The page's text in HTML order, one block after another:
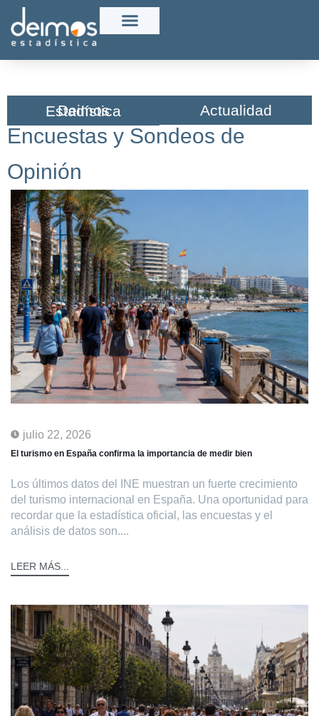
Deimos Estadística​ Actualidad
Encuestas y Sondeos de
Opinión
julio 22, 2026
El turismo en España confirma la importancia de medir bien
Los últimos datos del INE muestran un fuerte crecimiento
del turismo internacional en España. Una oportunidad para
recordar que la estadística oficial, las encuestas y el
análisis de datos son....
LEER MÁS...